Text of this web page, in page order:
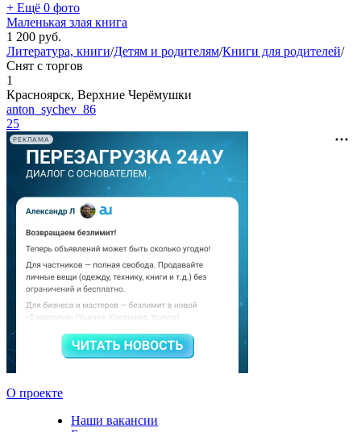
+ Ещё 0 фото
Маленькая злая книга
1 200 руб.
Литература, книги/Детям и родителям/Книги для родителей/
Снят с торгов
1
Красноярск, Верхние Черёмушки
anton_sychev_86
25
РЕКЛАМА
О проекте
Наши вакансии